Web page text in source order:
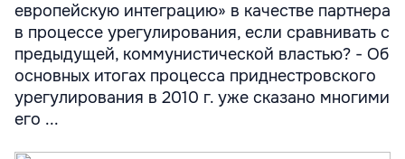
европейскую интеграцию» в качестве партнера
в процессе урегулирования, если сравнивать с
предыдущей, коммунистической властью? - Об
основных итогах процесса приднестровского
урегулирования в 2010 г. уже сказано многими
его ...